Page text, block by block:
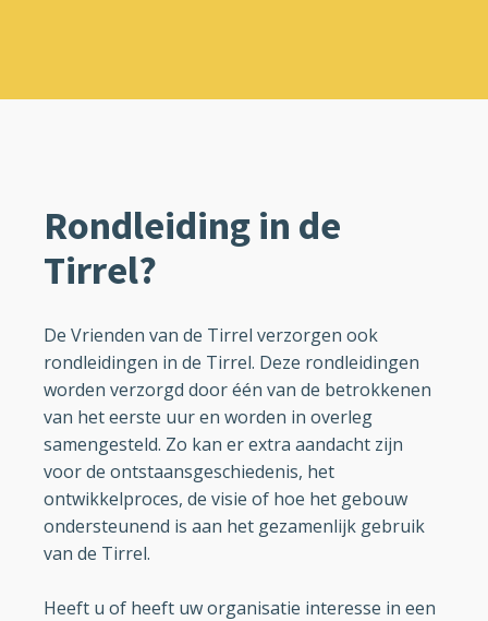
Rondleiding in de
Tirrel?
De Vrienden van de Tirrel verzorgen ook
rondleidingen in de Tirrel. Deze rondleidingen
worden verzorgd door één van de betrokkenen
van het eerste uur en worden in overleg
samengesteld. Zo kan er extra aandacht zijn
voor de ontstaansgeschiedenis, het
ontwikkelproces, de visie of hoe het gebouw
ondersteunend is aan het gezamenlijk gebruik
van de Tirrel.
Heeft u of heeft uw organisatie interesse in een